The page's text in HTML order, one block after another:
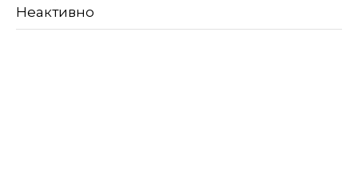
Неактивно